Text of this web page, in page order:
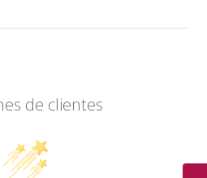
de clientes